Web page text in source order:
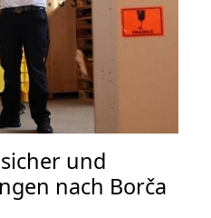
und
nach Borča